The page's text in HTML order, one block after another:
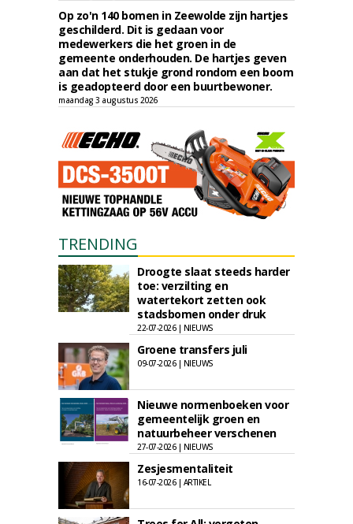
Op zo'n 140 bomen in Zeewolde zijn hartjes
geschilderd. Dit is gedaan voor
medewerkers die het groen in de
gemeente onderhouden. De hartjes geven
aan dat het stukje grond rondom een boom
is geadopteerd door een buurtbewoner.
maandag 3 augustus 2026
TRENDING
Droogte slaat steeds harder
toe: verzilting en
watertekort zetten ook
stadsbomen onder druk
22-07-2026 | NIEUWS
Groene transfers juli
09-07-2026 | NIEUWS
Nieuwe normenboeken voor
gemeentelijk groen en
natuurbeheer verschenen
27-07-2026 | NIEUWS
Zesjesmentaliteit
16-07-2026 | ARTIKEL